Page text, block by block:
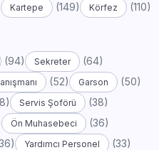
Kartepe (149) Körfez (110)
(94) Sekreter (64)
(52) Garson (50)
Servis Şoförü (38)
Ön Muhasebeci (36)
Yardımcı Personel (33)